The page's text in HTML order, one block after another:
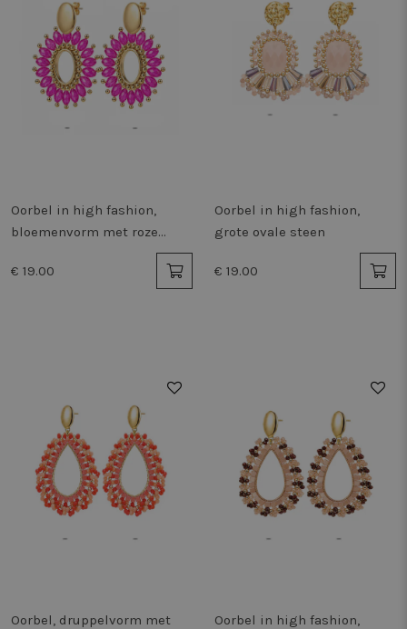
Oorbel in high fashion,
bloemenvorm met roze
€ 19.00
Oorbel in high fashion,
grote ovale steen
€ 19.00
Oorbel, druppelvorm met
Oorbel in high fashion,